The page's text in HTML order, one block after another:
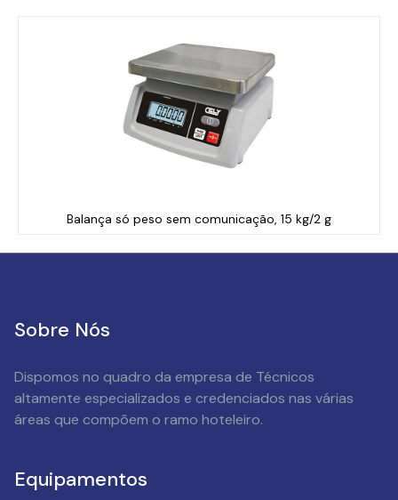
Balança só peso sem comunicação, 15 kg/2 g
Sobre Nós
Dispomos no quadro da empresa de Técnicos
altamente especializados e credenciados nas várias
áreas que compõem o ramo hoteleiro.
Equipamentos